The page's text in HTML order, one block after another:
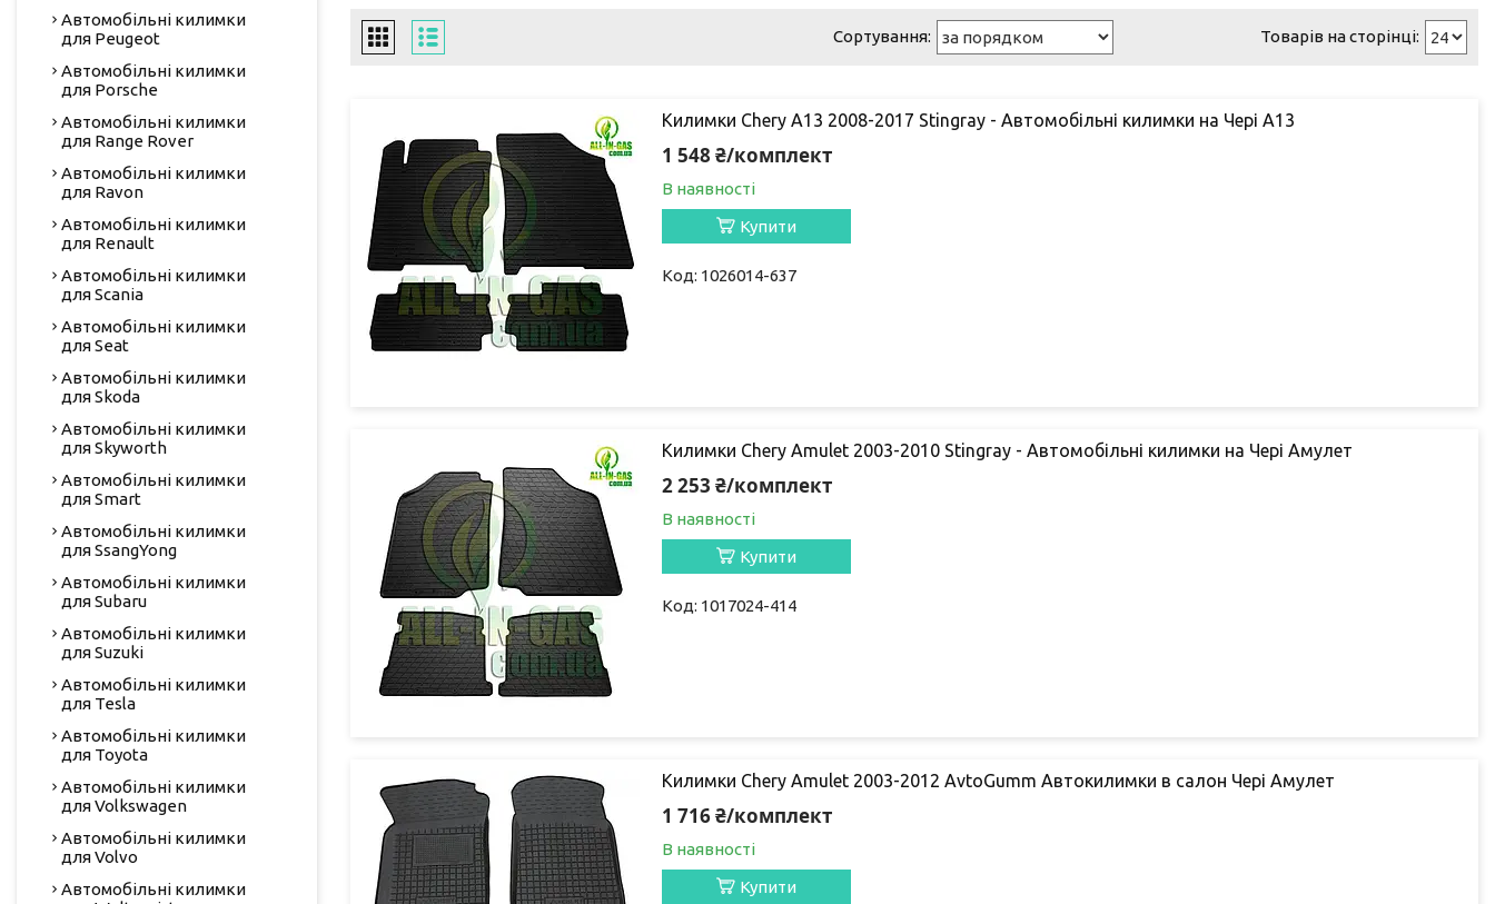
Килимки Chery A13 2008-2017 Stingray - Автомобільні килимки на Чері А13
1 548 ₴/комплект
В наявності
Купити
1026014-637
Килимки Chery Amulet 2003-2010 Stingray - Автомобільні килимки на Чері Амулет
2 253 ₴/комплект
В наявності
Купити
1017024-414
Килимки Chery Amulet 2003-2012 AvtoGumm Автокилимки в салон Чері Амулет
1 716 ₴/комплект
В наявності
Купити
Автомобільні килимки
для Peugeot
Автомобільні килимки
для Porsche
Автомобільні килимки
для Range Rover
Автомобільні килимки
для Ravon
Автомобільні килимки
для Renault
Автомобільні килимки
для Scania
Автомобільні килимки
для Seat
Автомобільні килимки
для Skoda
Автомобільні килимки
для Skyworth
Автомобільні килимки
для Smart
Автомобільні килимки
для SsangYong
Автомобільні килимки
для Subaru
Автомобільні килимки
для Suzuki
Автомобільні килимки
для Tesla
Автомобільні килимки
для Toyota
Автомобільні килимки
для Volkswagen
Автомобільні килимки
для Volvo
Автомобільні килимки